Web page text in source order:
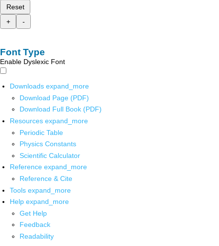
Reset
+
-
Font Type
Enable Dyslexic Font
Downloads expand_more
Download Page (PDF)
Download Full Book (PDF)
Resources expand_more
Periodic Table
Physics Constants
Scientific Calculator
Reference expand_more
Reference & Cite
Tools expand_more
Help expand_more
Get Help
Feedback
Readability